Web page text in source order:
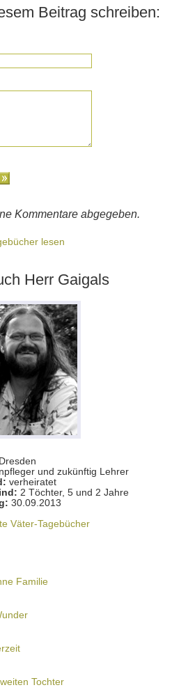
Beitrag schreiben:
Kommentare abgegeben.
lesen
Herr Gaigals
und zukünftig Lehrer
verheiratet
2 Töchter, 5 und 2 Jahre
30.09.2013
Väter-Tagebücher
Familie
Tochter